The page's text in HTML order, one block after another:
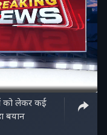
को लेकर कई
बयान